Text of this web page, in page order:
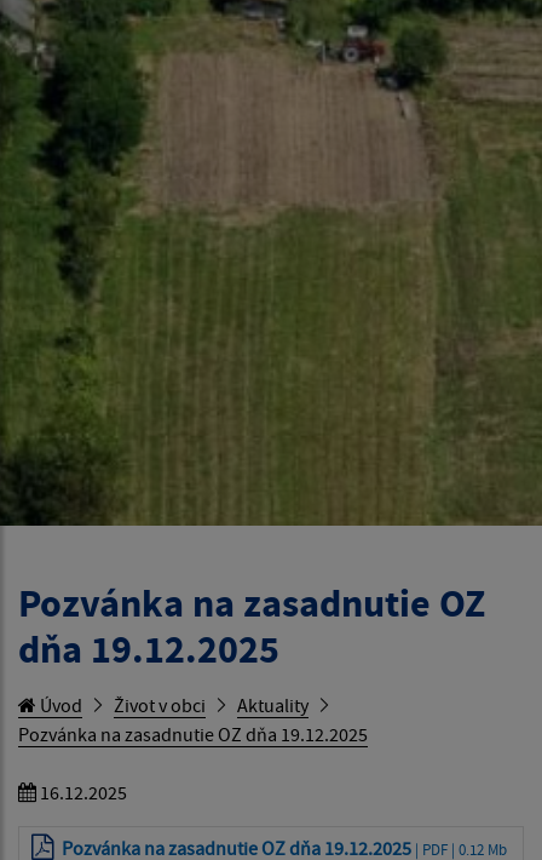
Pozvánka na zasadnutie OZ
dňa 19.12.2025
Úvod Život v obci
Aktuality
Pozvánka na zasadnutie OZ dňa 19.12.2025
16.12.2025
Pozvánka na zasadnutie OZ dňa 19.12.2025 | PDF | 0.12 Mb